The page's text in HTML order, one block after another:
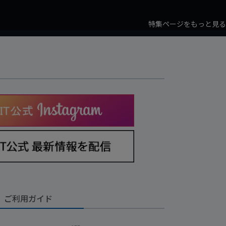
特集ページをもっと見る
ご利用ガイド